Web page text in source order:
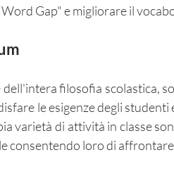
Gap" e migliorare il
filosofia scolastica,
le esigenze degli
varietà di attività in classe
consentendo loro di